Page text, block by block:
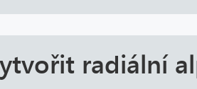
radiální